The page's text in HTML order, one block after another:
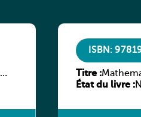
ISBN:
Titre :
État du livre :